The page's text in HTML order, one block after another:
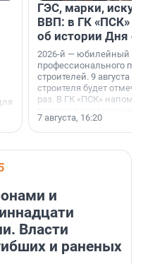
ГЭС, марки,
ВВП: в ГК «ПСК»
об истории Дня
2026-й — юбилейный
профессионального
строителей. 9 августа
строителя будет
раз. В ГК «ПСК»
поменялась роль
7 августа, 16:20
и
Власти
и раненых